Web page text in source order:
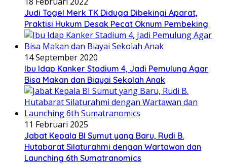
Judi Togel Merk TK Diduga Dibekingi Aparat,
Praktisi Hukum Desak Pecat Oknum Pembeking
14 September 2020
Ibu Idap Kanker Stadium 4, Jadi Pemulung Agar
Bisa Makan dan Biayai Sekolah Anak
11 Februari 2025
Jabat Kepala BI Sumut yang Baru, Rudi B.
Hutabarat Silaturahmi dengan Wartawan dan
Launching 6th Sumatranomics